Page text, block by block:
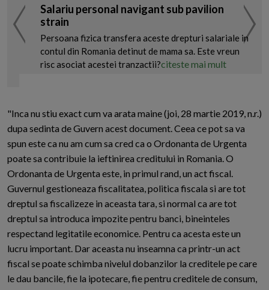
Salariu personal navigant sub pavilion
strain
Persoana fizica transfera aceste drepturi salariale in
contul din Romania detinut de mama sa. Este vreun
risc asociat acestei tranzactii?citeste mai mult
"Inca nu stiu exact cum va arata maine (joi, 28 martie 2019, n.r.)
dupa sedinta de Guvern acest document. Ceea ce pot sa va
spun este ca nu am cum sa cred ca o Ordonanta de Urgenta
poate sa contribuie la ieftinirea creditului in Romania. O
Ordonanta de Urgenta este, in primul rand, un act fiscal.
Guvernul gestioneaza fiscalitatea, politica fiscala si are tot
dreptul sa fiscalizeze in aceasta tara, si normal ca are tot
dreptul sa introduca impozite pentru banci, bineinteles
respectand legitatile economice. Pentru ca acesta este un
lucru important. Dar aceasta nu inseamna ca printr-un act
fiscal se poate schimba nivelul dobanzilor la creditele pe care
le dau bancile, fie la ipotecare, fie pentru creditele de consum,